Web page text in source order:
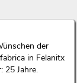
der
in Felanitx
25 Jahre.